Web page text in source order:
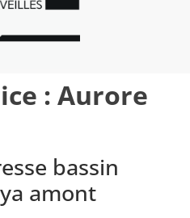
: Aurore
bassin
amont